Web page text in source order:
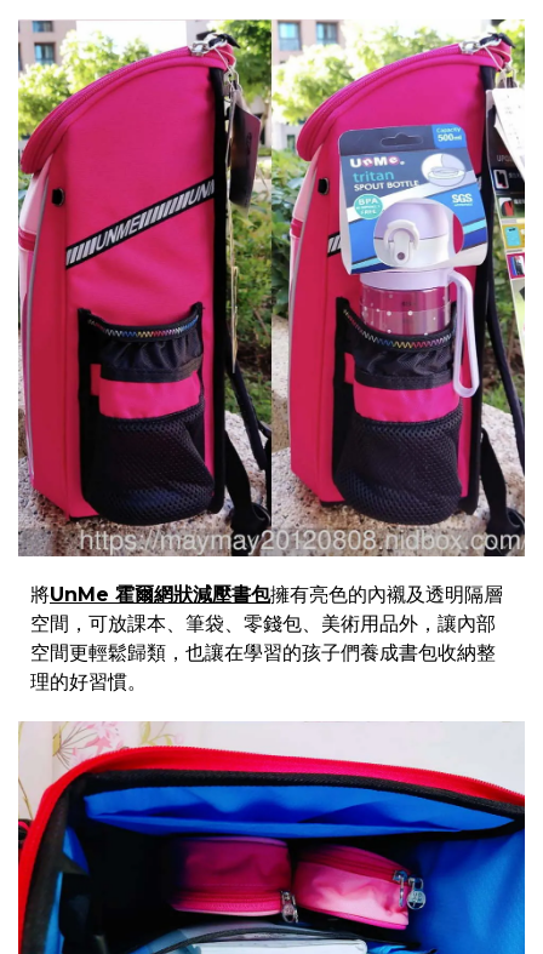
將UnMe 霍爾網狀減壓書包擁有亮色的內襯及透明隔層
空間，可放課本、筆袋、零錢包、美術用品外，讓內部
空間更輕鬆歸類，也讓在學習的孩子們養成書包收納整
理的好習慣。